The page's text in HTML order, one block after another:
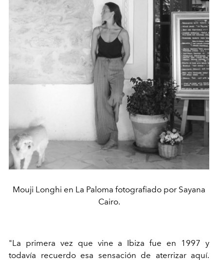
Mouji Longhi en La Paloma fotografiado por Sayana
Cairo.
"La primera vez que vine a Ibiza fue en 1997 y
todavía recuerdo esa sensación de aterrizar aquí.